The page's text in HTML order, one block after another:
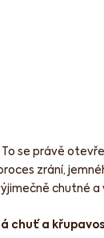
se právě
zrání,
chutné a
chuť a